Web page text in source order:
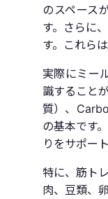
のスペース
す。さらに
す。これら
実際にミー
識すること
質）、
の基本です
りをサポー
特に、筋ト
肉、豆類、